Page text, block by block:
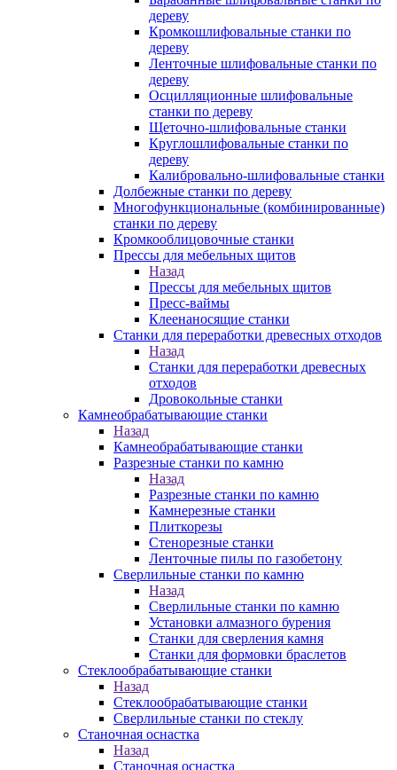
дереву
Кромкошлифовальные станки по
дереву
Ленточные шлифовальные станки по
дереву
Осцилляционные шлифовальные
станки по дереву
Щеточно-шлифовальные станки
Круглошлифовальные станки по
дереву
Калибровально-шлифовальные станки
Долбежные станки по дереву
Многофункциональные (комбинированные)
станки по дереву
Кромкооблицовочные станки
Прессы для мебельных щитов
Назад
Прессы для мебельных щитов
Пресс-ваймы
Клеенаносящие станки
Станки для переработки древесных отходов
Назад
Станки для переработки древесных
отходов
Дровокольные станки
Камнеобрабатывающие станки
Назад
Камнеобрабатывающие станки
Разрезные станки по камню
Назад
Разрезные станки по камню
Камнерезные станки
Плиткорезы
Стенорезные станки
Ленточные пилы по газобетону
Сверлильные станки по камню
Назад
Сверлильные станки по камню
Установки алмазного бурения
Станки для сверления камня
Станки для формовки браслетов
Стеклообрабатывающие станки
Назад
Стеклообрабатывающие станки
Сверлильные станки по стеклу
Станочная оснастка
Назад
Станочная оснастка